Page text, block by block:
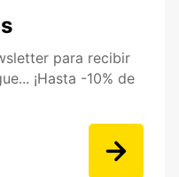
para recibir
¡Hasta -10% de